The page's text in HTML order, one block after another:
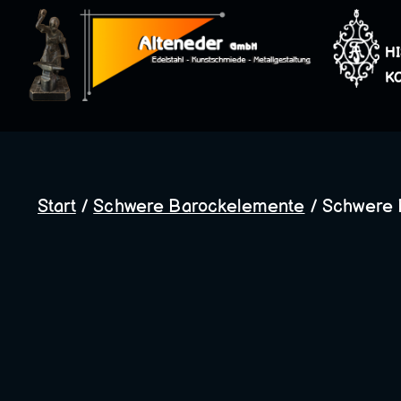
Inhalt
springen
Start/Schwere Barockelemente / Schwere